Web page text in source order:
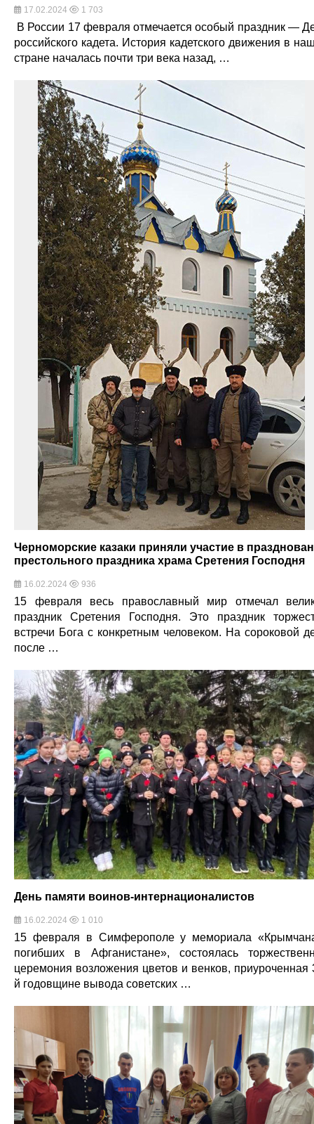
17.02.2024 1 703
В России 17 февраля отмечается особый праздник —
российского кадета. История кадетского движения в
стране началась почти три века назад, …
Черноморские казаки приняли участие в
престольного праздника храма Сретения Господня
16.02.2024 936
15 февраля весь православный мир отмечал
праздник Сретения Господня. Это праздник
встречи Бога с конкретным человеком. На сороковой
после …
День памяти воинов-интернационалистов
16.02.2024 1 010
15 февраля в Симферополе у мемориала
погибших в Афганистане», состоялась
церемония возложения цветов и венков, приуроченная
й годовщине вывода советских …